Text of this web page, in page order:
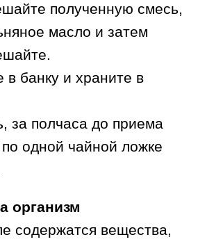
полученную смесь,
масло и затем
в банку и храните в
за полчаса до приема
одной чайной ложке
организм
содержатся вещества,